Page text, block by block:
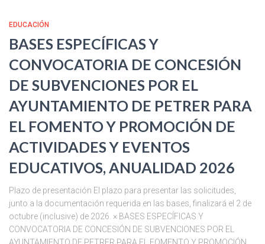
EDUCACIÓN
BASES ESPECÍFICAS Y
CONVOCATORIA DE CONCESIÓN
DE SUBVENCIONES POR EL
AYUNTAMIENTO DE PETRER PARA
EL FOMENTO Y PROMOCIÓN DE
ACTIVIDADES Y EVENTOS
EDUCATIVOS, ANUALIDAD 2026
Plazo de presentación El plazo para presentar las solicitudes,
junto a la documentación requerida en las bases, finalizará el 2 de
octubre (inclusive) de 2026. × BASES ESPECÍFICAS Y
CONVOCATORIA DE CONCESIÓN DE SUBVENCIONES POR EL
AYUNTAMIENTO DE PETRER PARA EL FOMENTO Y PROMOCIÓN